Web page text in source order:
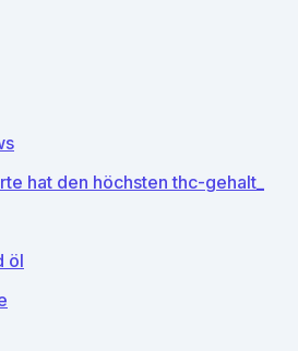
hat den höchsten thc-gehalt_
öl